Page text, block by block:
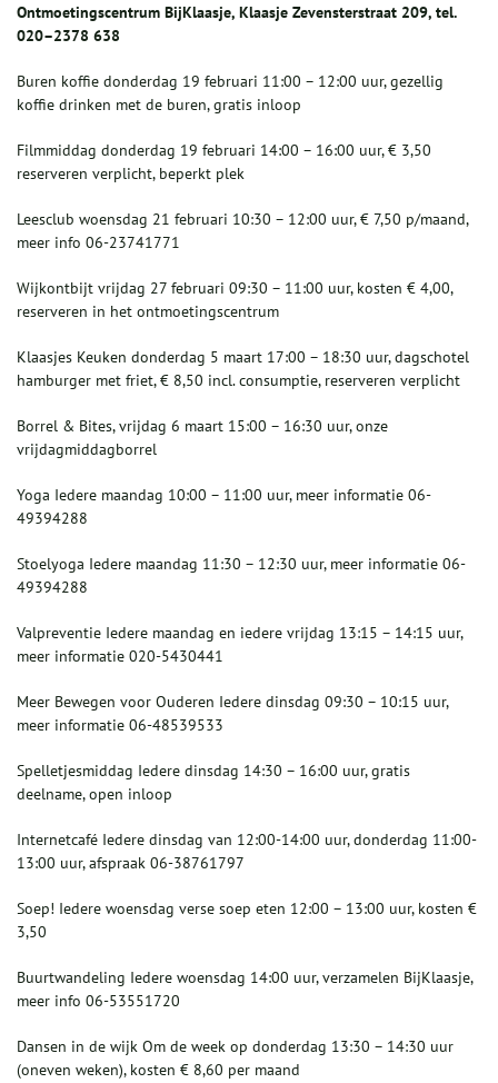
Ontmoetingscentrum BijKlaasje, Klaasje Zevensterstraat 209, tel.
020–2378 638
Buren koffie donderdag 19 februari 11:00 – 12:00 uur, gezellig
koffie drinken met de buren, gratis inloop
Filmmiddag donderdag 19 februari 14:00 – 16:00 uur, € 3,50
reserveren verplicht, beperkt plek
Leesclub woensdag 21 februari 10:30 – 12:00 uur, € 7,50 p/maand,
meer info 06-23741771
Wijkontbijt vrijdag 27 februari 09:30 – 11:00 uur, kosten € 4,00,
reserveren in het ontmoetingscentrum
Klaasjes Keuken donderdag 5 maart 17:00 – 18:30 uur, dagschotel
hamburger met friet, € 8,50 incl. consumptie, reserveren verplicht
Borrel & Bites, vrijdag 6 maart 15:00 – 16:30 uur, onze
vrijdagmiddagborrel
Yoga Iedere maandag 10:00 – 11:00 uur, meer informatie 06-
49394288
Stoelyoga Iedere maandag 11:30 – 12:30 uur, meer informatie 06-
49394288
Valpreventie Iedere maandag en iedere vrijdag 13:15 – 14:15 uur,
meer informatie 020-5430441
Meer Bewegen voor Ouderen Iedere dinsdag 09:30 – 10:15 uur,
meer informatie 06-48539533
Spelletjesmiddag Iedere dinsdag 14:30 – 16:00 uur, gratis
deelname, open inloop
Internetcafé Iedere dinsdag van 12:00-14:00 uur, donderdag 11:00-
13:00 uur, afspraak 06-38761797
Soep! Iedere woensdag verse soep eten 12:00 – 13:00 uur, kosten €
3,50
Buurtwandeling Iedere woensdag 14:00 uur, verzamelen BijKlaasje,
meer info 06-53551720
Dansen in de wijk Om de week op donderdag 13:30 – 14:30 uur
(oneven weken), kosten € 8,60 per maand